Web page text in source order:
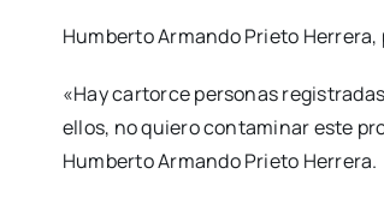
Humberto Armando Prieto
«Hay cartorce personas
ellos, no quiero contaminar este
Humberto Armando Prieto Herrera.